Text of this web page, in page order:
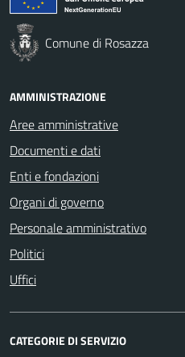
Comune di Rosazza
AMMINISTRAZIONE
Aree amministrative
Documenti e dati
Enti e fondazioni
Organi di governo
Personale amministrativo
Politici
Uffici
CATEGORIE DI SERVIZIO